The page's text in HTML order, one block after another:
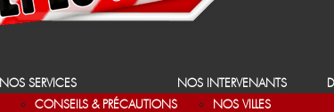
NOS SERVICES
CONSEILS & PRÉCAUTIONS
NOS INTERVENANTS
NOS VILLES